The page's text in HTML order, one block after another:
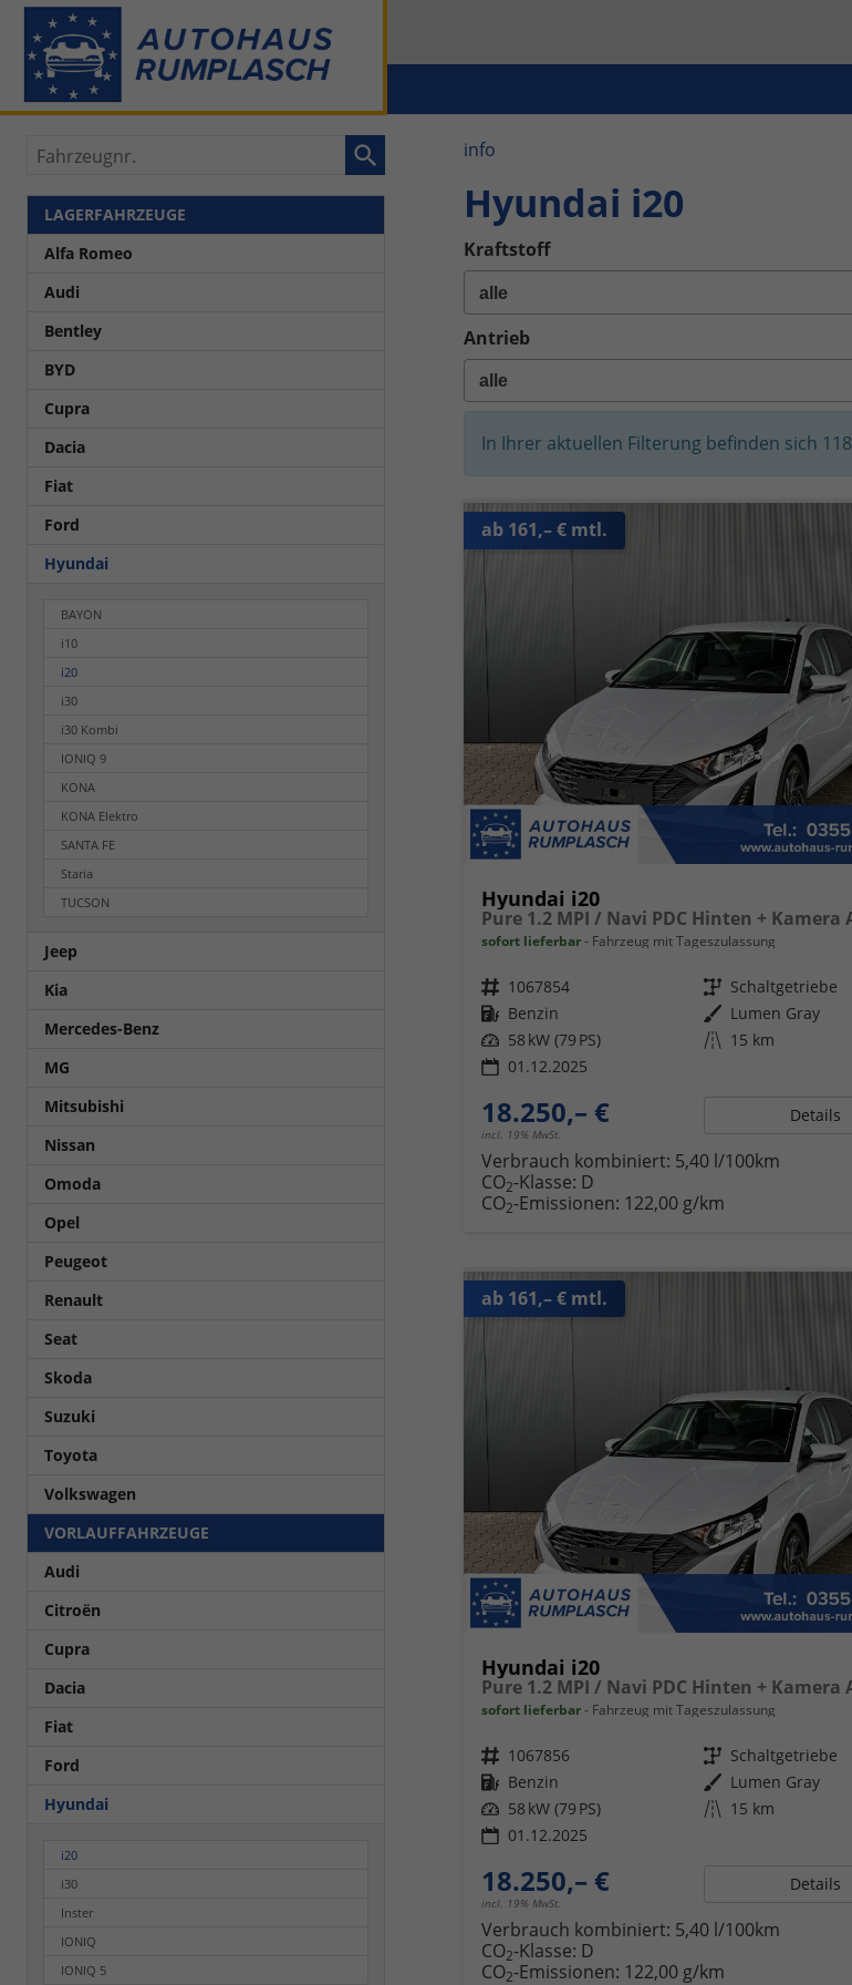
info
Hyundai i20
Kraftstoff
Antrieb
In Ihrer aktuellen Filterung befinden sich 118
ab 161,– € mtl.
Hyundai i20
sofort lieferbar Fahrzeug mit Tageszulassung
Fahrzeugnr. 1067854 Getriebe Schaltgetriebe
Kraftstoff Benzin Außenfarbe Lumen Gray
Leistung 58 kW (79 PS) Kilometerstand 15 km
01.12.2025
18.250,– €
incl. 19% MwSt.
Details
Verbrauch kombiniert: 5,40 l/100km
CO2-Klasse: D
CO2-Emissionen: 122,00 g/km
ab 161,– € mtl.
Hyundai i20
sofort lieferbar Fahrzeug mit Tageszulassung
Fahrzeugnr. 1067856 Getriebe Schaltgetriebe
Kraftstoff Benzin Außenfarbe Lumen Gray
Leistung 58 kW (79 PS) Kilometerstand 15 km
01.12.2025
18.250,– €
incl. 19% MwSt.
Details
Verbrauch kombiniert: 5,40 l/100km
CO2-Klasse: D
CO2-Emissionen: 122,00 g/km
Fahrzeugnr.
LAGERFAHRZEUGE
Alfa Romeo
Audi
Bentley
BYD
Cupra
Dacia
Fiat
Ford
Hyundai
BAYON
i10
i20
i30
i30 Kombi
IONIQ 9
KONA
KONA Elektro
SANTA FE
Staria
TUCSON
Jeep
Kia
Mercedes-Benz
MG
Mitsubishi
Nissan
Omoda
Opel
Peugeot
Renault
Seat
Skoda
Suzuki
Toyota
Volkswagen
VORLAUFFAHRZEUGE
Audi
Citroën
Cupra
Dacia
Fiat
Ford
Hyundai
i20
i30
Inster
IONIQ
IONIQ 5